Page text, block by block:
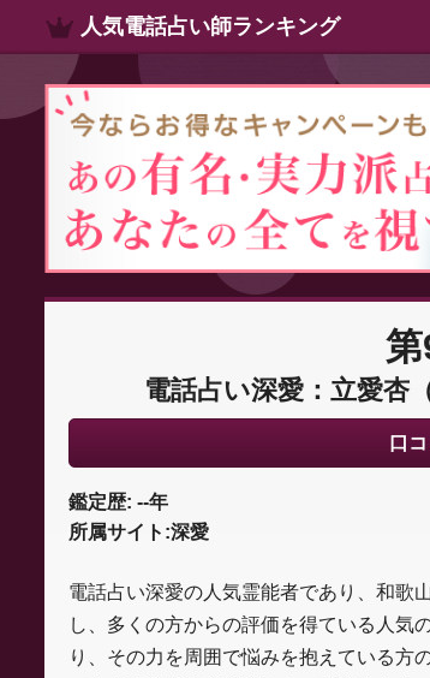
人気電話占い師ランキング
電話占い深愛：立愛杏
口
鑑定歴: --年
所属サイト:深愛
電話占い深愛の人気霊能者であり、和歌
し、多くの方からの評価を得ている人気
り、その力を周囲で悩みを抱えている方